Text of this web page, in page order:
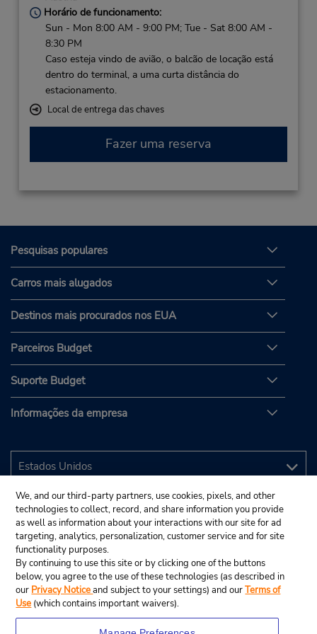
Horário de funcionamento:
Sun - Mon 8:00 AM - 9:00 PM; Tue - Sat 8:00 AM -
8:30 PM
Caso esteja vindo de avião, o balcão de locação está
dentro do terminal, a uma curta distância do
estacionamento.
Local de entrega das chaves
Fazer uma reserva
Pesquisas populares
Carros mais alugados
Destinos mais procurados nos EUA
Parceiros Budget
Suporte Budget
Informações da empresa
We, and our third-party partners, use cookies, pixels, and other
technologies to collect, record, and share information you provide
as well as information about your interactions with our site for ad
targeting, analytics, personalization, customer service and for site
functionality purposes.
By continuing to use this site or by clicking one of the buttons
below, you agree to the use of these technologies (as described in
our Privacy Noticeand subject to your settings) and ourTerms of
Use (which contains important waivers).